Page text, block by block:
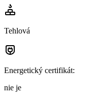
Tehlová
Energetický certifikát:
nie je